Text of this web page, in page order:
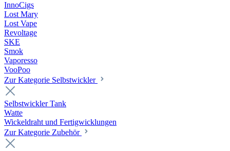
InnoCigs
Lost Mary
Lost Vape
Revoltage
SKE
Smok
Vaporesso
VooPoo
Zur Kategorie Selbstwickler
Selbstwickler Tank
Watte
Wickeldraht und Fertigwicklungen
Zur Kategorie Zubehör